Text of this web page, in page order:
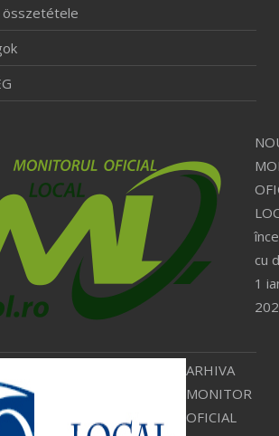
összetétele
cu
1
ARHIVA
MONITOR
OFICIAL